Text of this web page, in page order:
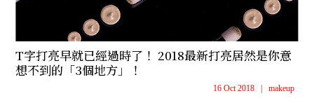
T字打亮早就已經過時了！ 2018最新打亮居然是你意
想不到的「3個地方」！
16 Oct 2018 makeup